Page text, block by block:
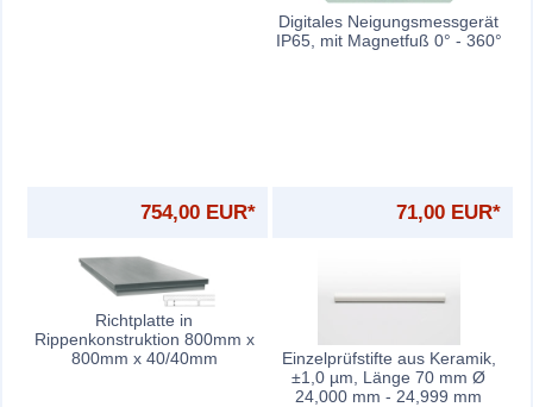
754,00 EUR*
Digitales Neigungsmessgerät
IP65, mit Magnetfuß 0° - 360°
71,00 EUR*
Richtplatte in
Rippenkonstruktion 800mm x
800mm x 40/40mm
Einzelprüfstifte aus Keramik,
±1,0 µm, Länge 70 mm Ø
24,000 mm - 24,999 mm